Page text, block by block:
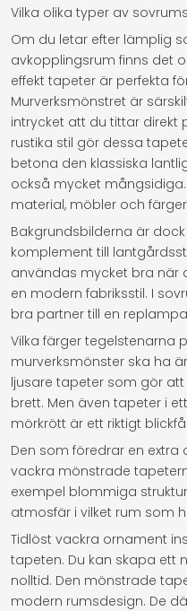
Vilka olika typer av
Om du letar efter lämplig
avkopplingsrum finns det
effekt tapeter är perfekta
Murverksmönstret är
intrycket att du tittar direkt
rustika stil gör dessa
betona den klassiska
också mycket
material, möbler och
Bakgrundsbilderna är
komplement till
användas mycket bra när
en modern fabriksstil. I
bra partner till en
Vilka färger tegelstenarna
murverksmönster ska ha
ljusare tapeter som gör
brett. Men även tapeter i
mörkrött är ett riktigt
Den som föredrar en
vackra mönstrade
exempel blommiga
atmosfär i vilket rum som
Tidlöst vackra ornament
tapeten. Du kan skapa ett
nolltid. Den mönstrade
modern rumsdesign. De